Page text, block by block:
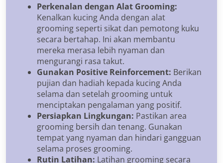
Perkenalan dengan Alat Grooming:
Kenalkan kucing Anda dengan alat
grooming seperti sikat dan pemotong kuku
secara bertahap. Ini akan membantu
mereka merasa lebih nyaman dan
mengurangi rasa takut.
Gunakan Positive Reinforcement: Berikan
pujian dan hadiah kepada kucing Anda
selama dan setelah grooming untuk
menciptakan pengalaman yang positif.
Persiapkan Lingkungan: Pastikan area
grooming bersih dan tenang. Gunakan
tempat yang nyaman dan hindari gangguan
selama proses grooming.
Rutin Latihan: Latihan grooming secara